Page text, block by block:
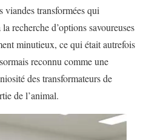
viandes transformées qui
recherche d’options savoureuses
minutieux, ce qui était autrefois
reconnu comme une
des transformateurs de
de l’animal.